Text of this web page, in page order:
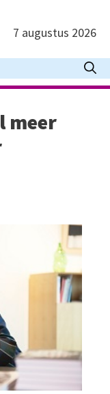
7 augustus 2026
meer